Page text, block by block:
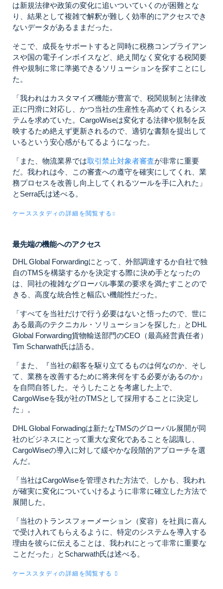
は新規法律や政策の変化に追いついていくのが困難とな
り、結果として複雑で解釈が難しく効率的にアクセスでき
ないデータがあるままだった。
そこで、成長をサポートすると同時に税務コンプライアン
スや国の電子インボイスなど、絶え間なく変化する税関要
件や規制に常に準拠できる ソリューションを探すことにし
た。
「我われはカスタマイズ機能が豊富で、税関規制と法律改
正に円滑に対応し、かつ当社の生産性を高めてくれるシス
テムを求めていた。CargoWiseは変化する法律や規制を反
映するため絶えず更新されるので、適切な書類を提出して
いるという安心感がもてるようになった。
「また、物流業界では取引禁止対象者審査が非常に重要
だ。我われは今、この審査への遵守を確実にしてくれ、業
務プロセスを改善し向上してくれるツールを手に入れた」
とSerra氏は述べる。
ケーススタディの詳細を閲覧する
最先端の機能へのアクセス
DHL Global Forwardingにとって、外部調達するか自社で独
自のTMSを構築するかを決定する際に決め手となったの
は、同社の複雑なグローバル事業の要求を満たすことので
きる、高度な統合性と幅広い機能性だった。
「すべてを当社だけで行う必要はないと悟ったので、世に
ある最高のテクニカル・ソリューションを探した」と DHL
Global Forwarding貨物輸送部門のCEO（最高経営責任者）
Tim Scharwath氏は語る。
「また、『当社の顧客を駆り立てるものは何なのか、そし
て、業務を改善するために将来何をする必要があるのか​​』
を自問自答した。そうしたことを考慮した上で、
CargoWiseを我が社のTMSとして採用することに決定し
た」。
DHL Global Forwadingは新たなTMSのグローバル展開が同
社のビジネスにとって重大な変化であることを認識し、
CargoWiseの導入に対して緩やかな段階的アプローチを選
んだ。
「当社はCargoWiseを管理された方法で、しかも、我われ
が確実に変化についていけるように非常に確立した方法で
展開した。
「当社のトランスフォーメーション（変容）を社員に喜ん
で受け入れてもらえるように、特定のシステムを導入する
理由を彼らに伝えることは、我われにとって非常に重要な
ことだった」とScharwath氏は述べる。
ケーススタディの詳細を閲覧する